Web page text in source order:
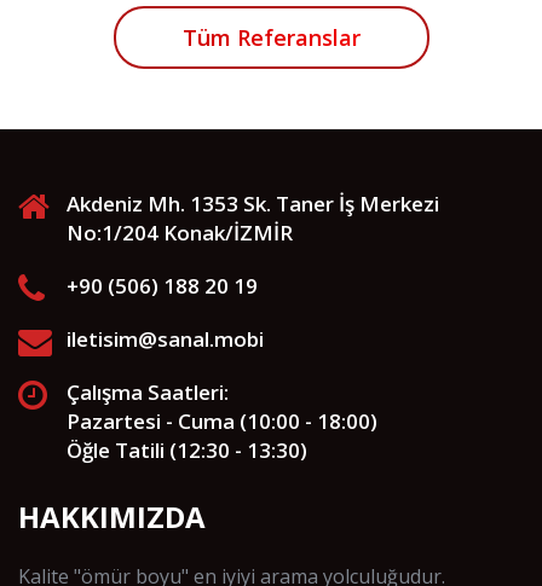
Tüm Referanslar
Akdeniz Mh. 1353 Sk. Taner İş Merkezi
No:1/204 Konak/İZMİR
+90 (506) 188 20 19
iletisim@sanal.mobi
Çalışma Saatleri:
Pazartesi - Cuma (10:00 - 18:00)
Öğle Tatili (12:30 - 13:30)
HAKKIMIZDA
Kalite "ömür boyu" en iyiyi arama yolculuğudur.